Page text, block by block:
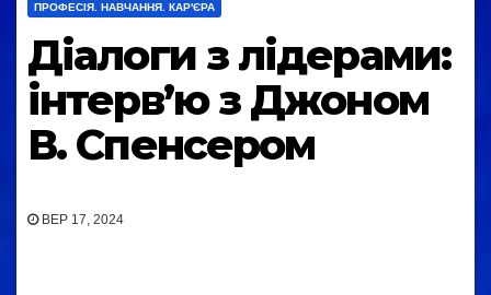
ПРОФЕСІЯ. НАВЧАННЯ. КАР'ЄРА
Діалоги з лідерами:
інтервʼю з Джоном
В. Спенсером
ВЕР 17, 2024